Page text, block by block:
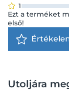
1
Ezt a terméket
első!
Utoljára